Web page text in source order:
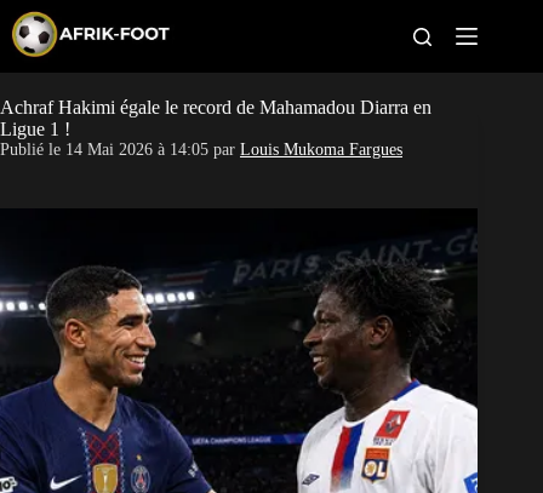
p
o
c
o
t
CAN féminine
Clubs
Classement
Paris sportifs
Achraf Hakimi égale le record de Mahamadou Diarra en
Ligue 1 !
Publié le 14 Mai 2026 à 14:05 par Louis Mukoma Fargues